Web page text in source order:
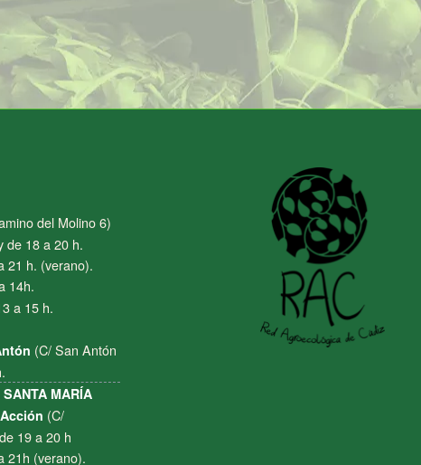
del Molino 6)
de 18 a 20 h.
21 h. (verano).
14h.
a 15 h.
(C/ San Antón
MARÍA
(C/
19 a 20 h
21h (verano).